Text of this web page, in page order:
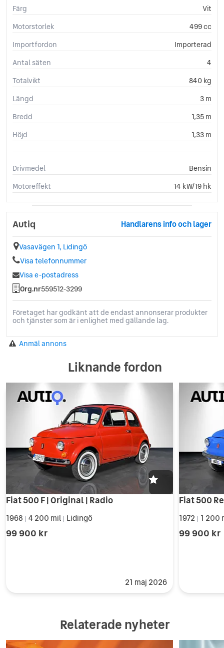
Färg
Vit
Motorstorlek
499 cc
Importfordon
Importerad
Antal säten
4
Totalvikt
840 kg
Längd
3 m
Bredd
1,35 m
Höjd
1,33 m
Drivmedel
Bensin
Motoreffekt
14 kW/19 hk
Autiq Handlarens info och lager
Vasavägen 1, Lidingö
Visa telefonnummer
Visa e-postadress
Org.nr559512-3299
Företaget har godkänt att de endast annonserar produkter
och tjänster som är i enlighet med gällande lag.
Anmäl annons
Liknande fordon
Fiat 500 F | Original | Radio
1968 4 200 mil Lidingö
99 900 kr
21 maj 2026
Fiat 500
1972 1 200
99 900 kr
Relaterade nyheter